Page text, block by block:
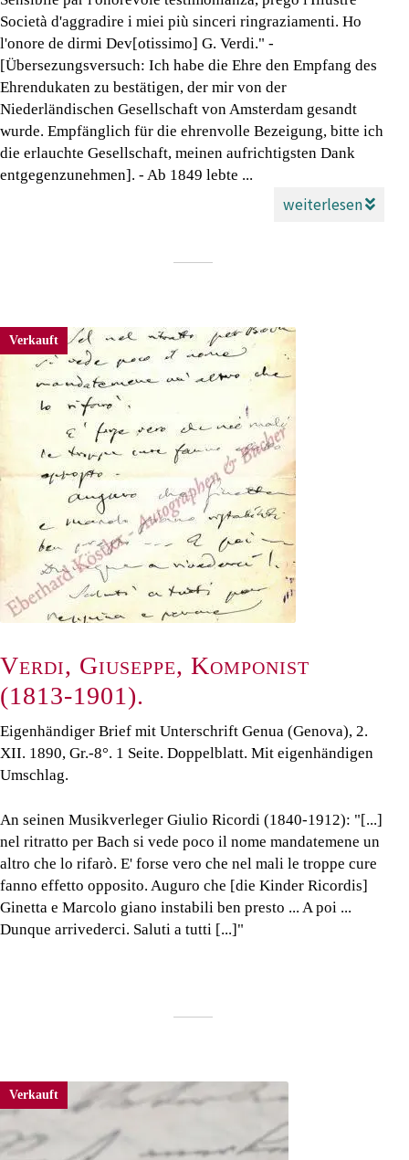
Società d'aggradire i miei più sinceri ringraziamenti. Ho
l'onore de dirmi Dev[otissimo] G. Verdi." -
[Übersezungsversuch: Ich habe die Ehre den Empfang des
Ehrendukaten zu bestätigen, der mir von der
Niederländischen Gesellschaft von Amsterdam gesandt
wurde. Empfänglich für die ehrenvolle Bezeigung, bitte ich
die erlauchte Gesellschaft, meinen aufrichtigsten Dank
entgegenzunehmen]. - Ab 1849 lebte ...
weiterlesen
Verkauft
Verdi, Giuseppe, Komponist
(1813-1901).
Eigenhändiger Brief mit Unterschrift Genua (Genova), 2.
XII. 1890, Gr.-8°. 1 Seite. Doppelblatt. Mit eigenhändigen
Umschlag.
An seinen Musikverleger Giulio Ricordi (1840-1912): "[...]
nel ritratto per Bach si vede poco il nome mandatemene un
altro che lo rifarò. E' forse vero che nel mali le troppe cure
fanno effetto opposito. Auguro che [die Kinder Ricordis]
Ginetta e Marcolo giano instabili ben presto ... A poi ...
Dunque arrivederci. Saluti a tutti [...]"
Verkauft